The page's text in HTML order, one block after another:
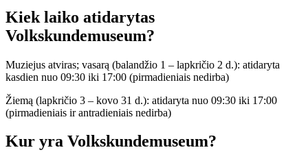
Kiek laiko atidarytas
Volkskundemuseum?
Muziejus atviras; vasarą (balandžio 1 – lapkričio 2 d.): atidaryta
kasdien nuo 09:30 iki 17:00 (pirmadieniais nedirba)
Žiemą (lapkričio 3 – kovo 31 d.): atidaryta nuo 09:30 iki 17:00
(pirmadieniais ir antradieniais nedirba)
Kur yra Volkskundemuseum?